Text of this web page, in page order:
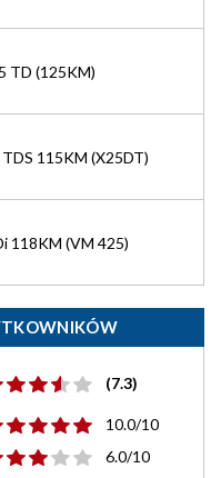
TD (125KM)
115KM (X25DT)
118KM (VM 425)
(7.3)
10.0/10
6.0/10